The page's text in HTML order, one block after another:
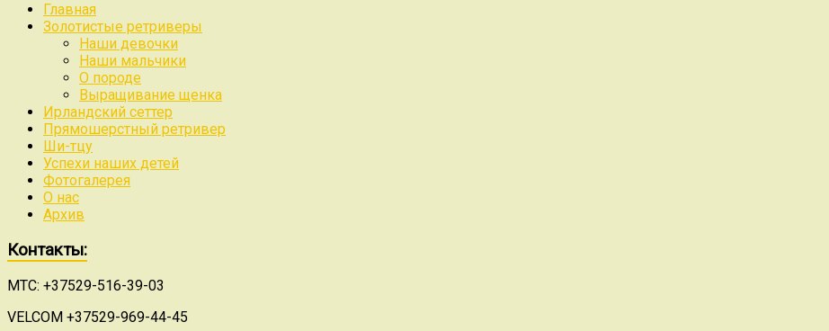
Главная
Золотистые ретриверы
Наши девочки
Наши мальчики
О породе
Выращивание щенка
Ирландский сеттер
Прямошерстный ретривер
Ши-тцу
Успехи наших детей
Фотогалерея
О нас
Архив
Контакты:
МТС: +37529-516-39-03
VELCOM +37529-969-44-45